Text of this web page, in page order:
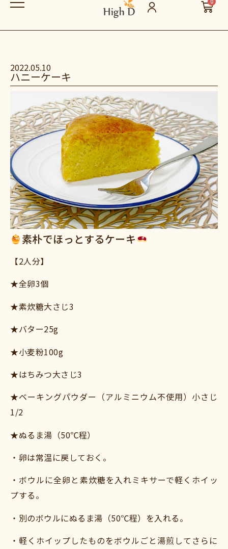
2022.05.10
ハニーケーキ
素朴でほっとするケーキ
【2人分】
★全卵3個
★素炊糖大さじ3
★バター25g
★小麦粉100g
★はちみつ大さじ3
★ベーキングパウダー（アルミニウム不使用）小さじ
1/2
★ぬるま湯（50℃程）
・卵は常温に戻しておく。
・ボウルに全卵と素炊糖を入れミキサーで軽くホイッ
プする。
・別のボウルにぬるま湯（50℃程）を入れる。
・軽くホイップしたものをボウルごと湯煎してさらに